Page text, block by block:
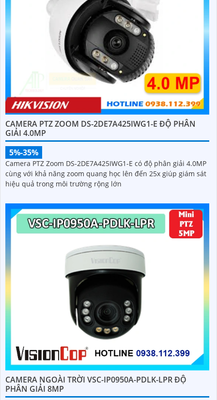
CAMERA PTZ ZOOM DS-2DE7A425IWG1-E ĐỘ PHÂN
GIẢI 4.0MP
5%-35%
Camera PTZ Zoom DS-2DE7A425IWG1-E có độ phân giải 4.0MP
cùng với khả năng zoom quang học lên đến 25x giúp giám sát
hiệu quả trong môi trường rộng lớn
CAMERA NGOÀI TRỜI VSC-IP0950A-PDLK-LPR ĐỘ
PHÂN GIẢI 8MP